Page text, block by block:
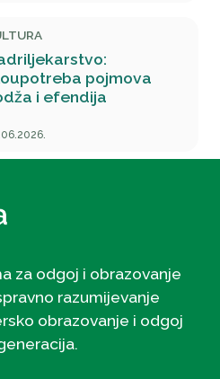
pojmova
i efendija
za odgoj i obrazovanje
razumijevanje
obrazovanje i odgoj